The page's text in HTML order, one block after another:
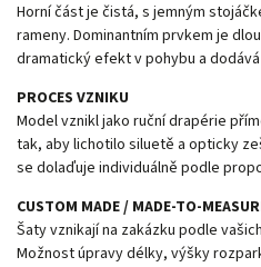
Horní část je čistá, s jemným
rameny. Dominantním prvkem je
dramatický efekt v pohybu a
PROCES VZNIKU
Model vznikl jako ruční drapérie
tak, aby lichotilo siluetě a opticky
se dolaďuje individuálně podle
CUSTOM MADE / MADE-TO-
Šaty vznikají na zakázku podle
Možnost úpravy délky, výšky